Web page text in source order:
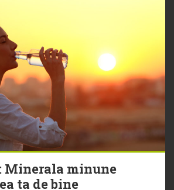
Minerala minune
ta de bine